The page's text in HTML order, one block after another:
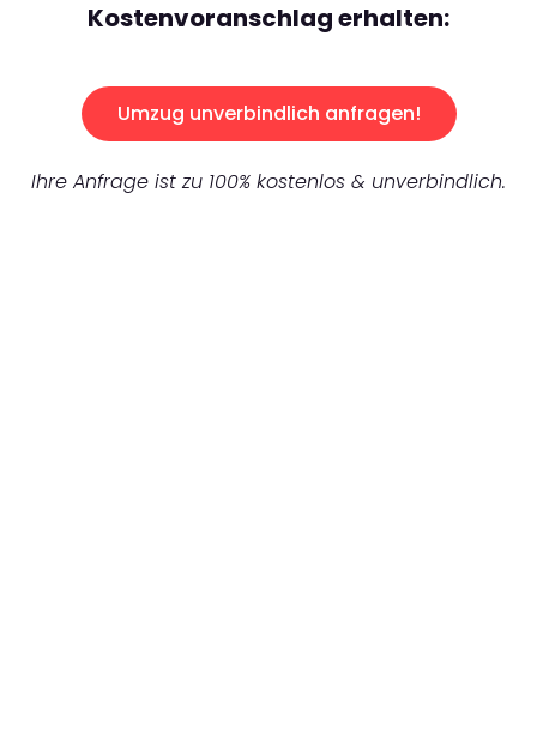
Kostenvoranschlag erhalten:
Umzug unverbindlich anfragen!
Ihre Anfrage ist zu 100% kostenlos & unverbindlich.